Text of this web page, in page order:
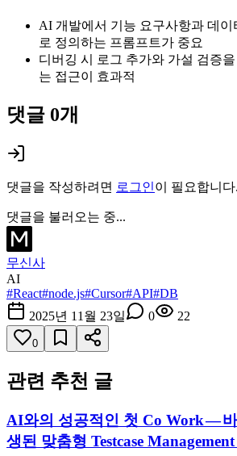
AI 개발에서 기능 요구사항과 데이
로 정의하는 프롬프트가 중요
디버깅 시 로그 추가와 가설 검증
는 접근이 효과적
댓글 0개
댓글을 작성하려면 로그인이 필요합니다.
댓글을 불러오는 중...
무신사
AI
#React#node.js#Cursor#API#DB
2025년 11월 23일
0 22
0
관련 추천 글
AI와의 성공적인 첫 Co Work —
생된 맞춤형 Testcase